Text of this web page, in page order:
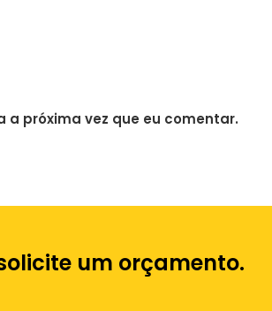
próxima vez que eu comentar.
um orçamento.